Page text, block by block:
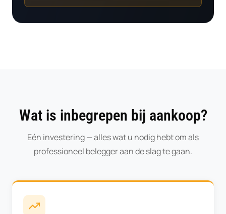
Wat is inbegrepen bij aankoop?
Eén investering — alles wat u nodig hebt om als
professioneel belegger aan de slag te gaan.